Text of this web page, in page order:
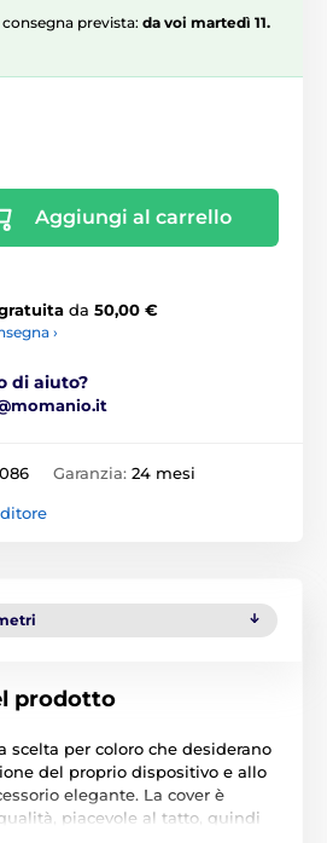
consegna prevista: da voi martedì 11.
Aggiungi al carrello
da 50,00 €
›
di aiuto?
Garanzia: 24 mesi
prodotto
scelta per coloro che desiderano
del proprio dispositivo e allo
elegante. La cover è
piacevole al tatto, quindi